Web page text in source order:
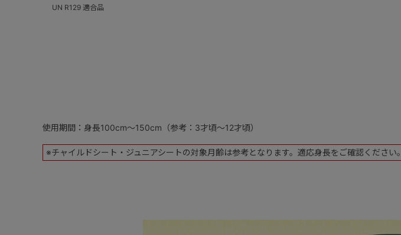
UN R129 適合品
使用期間：身長100cm～150cm（参考：3才頃～12才頃）
※チャイルドシート・ジュニアシートの対象月齢は参考となります。適応身長をご確認ください。